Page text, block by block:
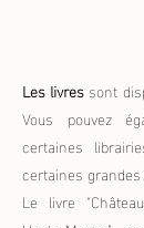
Les livres sont
Vous pouvez
certaines
certaines
Le livre